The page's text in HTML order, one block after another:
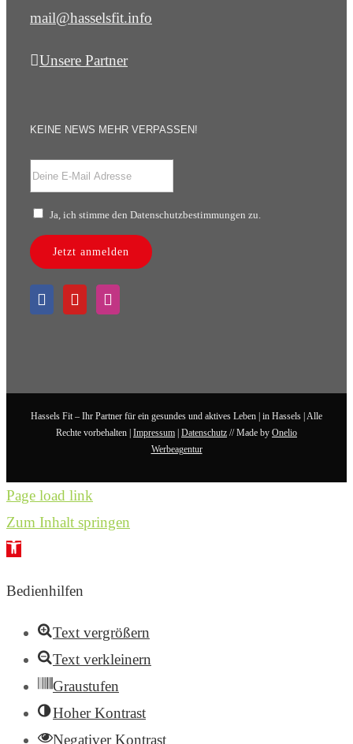
mail@hasselsfit.info
Unsere Partner
KEINE NEWS MEHR VERPASSEN!
Ja, ich stimme den Datenschutzbestimmungen zu.
Jetzt anmelden
Hassels Fit – Ihr Partner für ein gesundes und aktives Leben | in Hassels | Alle
Rechte vorbehalten | Impressum Datenschutz // Made by Onelio
Werbeagentur
Page load link
Zum Inhalt springen
Werkzeugleiste
Bedienhilfen
Text vergrößern
Text verkleinern
Graustufen
Hoher Kontrast
Negativer Kontrast